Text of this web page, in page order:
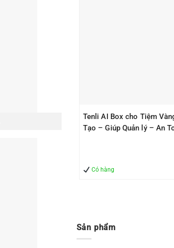
Tenli AI Box cho Tiệm
Tạo – Giúp Quản lý – An
Có hàng
Sản phẩm